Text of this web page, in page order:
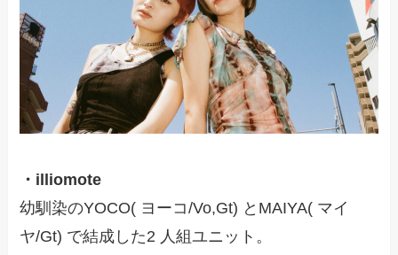
・illiomote
幼馴染のYOCO( ヨーコ/Vo,Gt) とMAIYA( マイ
ヤ/Gt) で結成した2 人組ユニット。